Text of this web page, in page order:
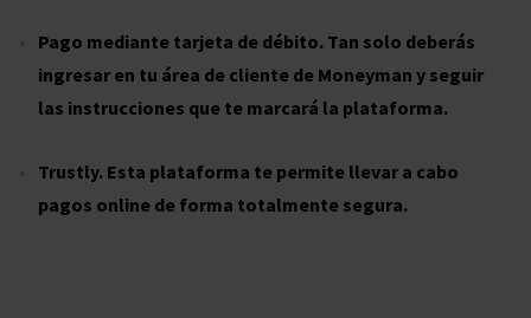
Pago mediante tarjeta de débito. Tan solo deberás
ingresar en tu área de cliente de Moneyman y seguir
las instrucciones que te marcará la plataforma.
Trustly. Esta plataforma te permite llevar a cabo
pagos online de forma totalmente segura.